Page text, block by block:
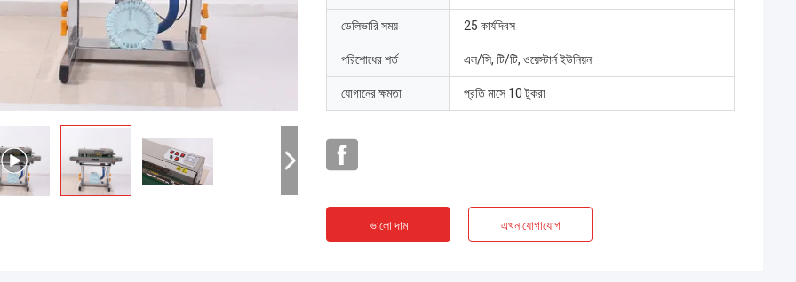
ডেলিভারি সময় 25 কার্যদিবস
পরিশোধের শর্ত এল/সি, টি/টি, ওয়েস্টার্ন ইউনিয়ন
যোগানের ক্ষমতা প্রতি মাসে 10 টুকরা
ভালো দাম এখন যোগাযোগ